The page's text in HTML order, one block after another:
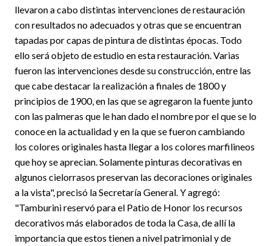
llevaron a cabo distintas intervenciones de restauración
con resultados no adecuados y otras que se encuentran
tapadas por capas de pintura de distintas épocas. Todo
ello será objeto de estudio en esta restauración. Varias
fueron las intervenciones desde su construcción, entre las
que cabe destacar la realización a finales de 1800 y
principios de 1900, en las que se agregaron la fuente junto
con las palmeras que le han dado el nombre por el que se lo
conoce en la actualidad y en la que se fueron cambiando
los colores originales hasta llegar a los colores marfilineos
que hoy se aprecian. Solamente pinturas decorativas en
algunos cielorrasos preservan las decoraciones originales
a la vista", precisó la Secretaría General. Y agregó:
"Tamburini reservó para el Patio de Honor los recursos
decorativos más elaborados de toda la Casa, de allí la
importancia que estos tienen a nivel patrimonial y de